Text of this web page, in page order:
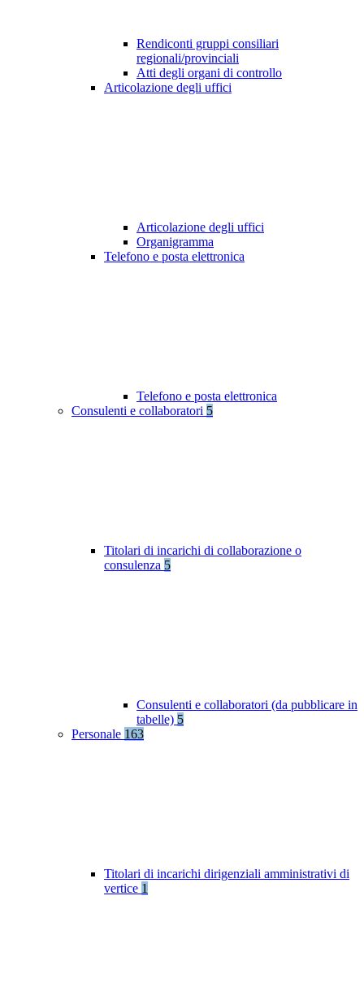
Rendiconti gruppi consiliari
regionali/provinciali
Atti degli organi di controllo
Articolazione degli uffici
Articolazione degli uffici
Organigramma
Telefono e posta elettronica
Telefono e posta elettronica
Consulenti e collaboratori 5
Titolari di incarichi di collaborazione o
consulenza 5
Consulenti e collaboratori (da pubblicare in
tabelle) 5
Personale 163
Titolari di incarichi dirigenziali amministrativi di
vertice 1